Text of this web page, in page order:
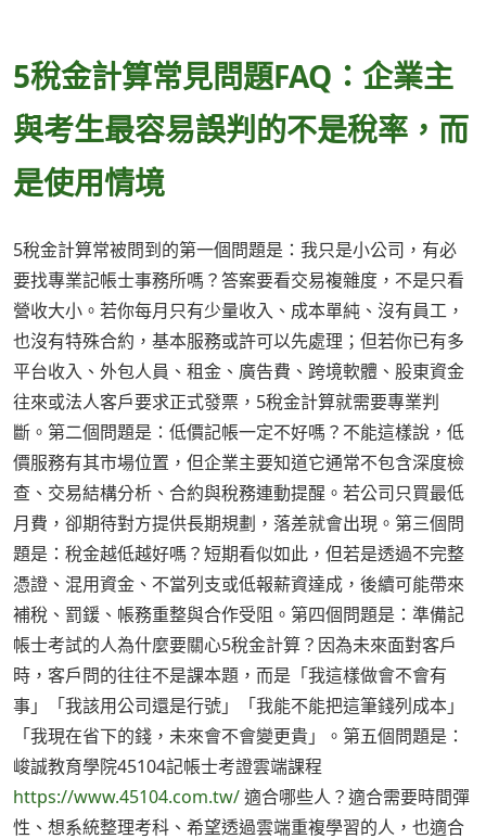
5稅金計算常見問題FAQ：企業主
與考生最容易誤判的不是稅率，而
是使用情境
5稅金計算常被問到的第一個問題是：我只是小公司，有必
要找專業記帳士事務所嗎？答案要看交易複雜度，不是只看
營收大小。若你每月只有少量收入、成本單純、沒有員工，
也沒有特殊合約，基本服務或許可以先處理；但若你已有多
平台收入、外包人員、租金、廣告費、跨境軟體、股東資金
往來或法人客戶要求正式發票，5稅金計算就需要專業判
斷。第二個問題是：低價記帳一定不好嗎？不能這樣說，低
價服務有其市場位置，但企業主要知道它通常不包含深度檢
查、交易結構分析、合約與稅務連動提醒。若公司只買最低
月費，卻期待對方提供長期規劃，落差就會出現。第三個問
題是：稅金越低越好嗎？短期看似如此，但若是透過不完整
憑證、混用資金、不當列支或低報薪資達成，後續可能帶來
補稅、罰鍰、帳務重整與合作受阻。第四個問題是：準備記
帳士考試的人為什麼要關心5稅金計算？因為未來面對客戶
時，客戶問的往往不是課本題，而是「我這樣做會不會有
事」「我該用公司還是行號」「我能不能把這筆錢列成本」
「我現在省下的錢，未來會不會變更貴」。第五個問題是：
峻誠教育學院45104記帳士考證雲端課程
https://www.45104.com.tw/適合哪些人？適合需要時間彈
性、想系統整理考科、希望透過雲端重複學習的人，也適合